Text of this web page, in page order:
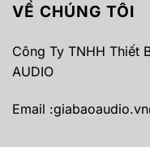
VỀ CHÚNG TÔI
Công Ty TNHH Thiết
AUDIO
Email :